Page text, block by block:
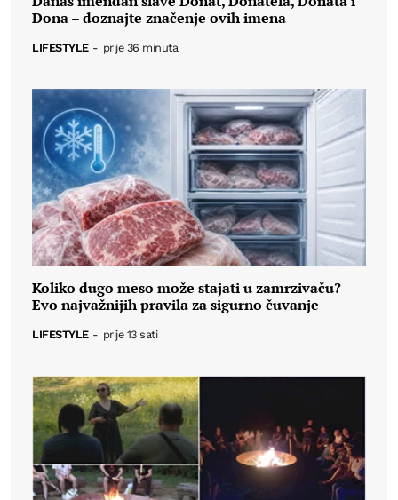
Dona – doznajte značenje ovih imena
LIFESTYLE - prije 36 minuta
Koliko dugo meso može stajati u zamrzivaču?
Evo najvažnijih pravila za sigurno čuvanje
LIFESTYLE - prije 13 sati